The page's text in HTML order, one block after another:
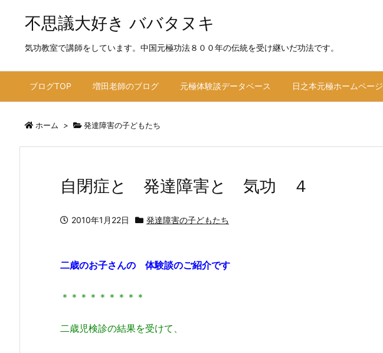
不思議大好き ババタヌキ
気功教室で講師をしています。中国元極功法８００年の伝統を受け継いだ功法です。
ブログTOP 増田老師のブログ 元極体験談データベース 日之本元極ホームページ
ホーム > 発達障害の子どもたち
自閉症と 発達障害と 気功 ４
2010年1月22日 発達障害の子どもたち
二歳のお子さんの 体験談のご紹介です
＊＊＊＊＊＊＊＊＊
二歳児検診の結果を受けて、